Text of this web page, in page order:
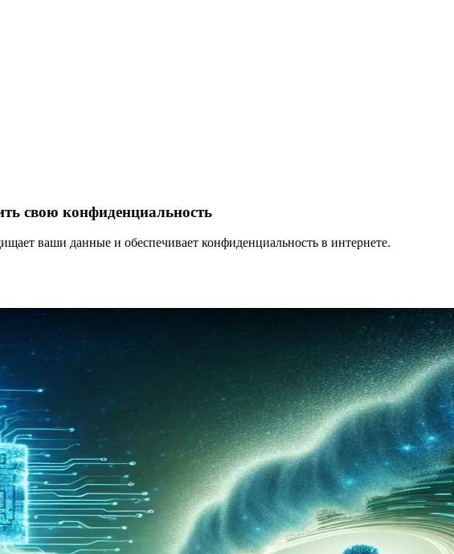
свою конфиденциальность
ваши данные и обеспечивает конфиденциальность в интернете.